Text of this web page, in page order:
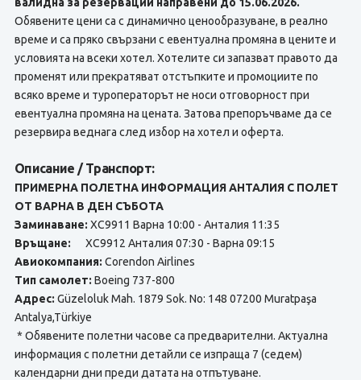
Обявените цени са с динамично ценообразуване, в реално
време и са пряко свързани с евентуална промяна в цените и
условията на всеки хотел. Хотелите си запазват правото да
променят или прекратяват отстъпките и промоциите по
всяко време и туроператорът не носи отговорност при
евентуална промяна на цената. Затова препоръчваме да се
резервира веднага след избор на хотел и оферта.
Описание / Транспорт:
ПРИМЕРНА ПОЛЕТНА ИНФОРМАЦИЯ АНТАЛИЯ С ПОЛЕТ
ОТ ВАРНА В ДЕН СЪБОТА
Заминаване: XC9911 Варна 10:00 - Анталия 11:35
Връщане: XC9912 Анталия 07:30 - Варна 09:15
Авиокомпания: Corendon Airlines
Тип самолет: Boeing 737-800
Адрес: Güzeloluk Mah. 1879 Sok. No: 148 07200 Muratpaşa
Antalya,Türkiye
* Обявените полетни часове са предварителни. Актуална
информация с полетни детайли се изпраща 7 (седем)
календарни дни преди датата на отпътуване.